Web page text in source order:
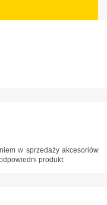
w sprzedaży akcesoriów
produkt.